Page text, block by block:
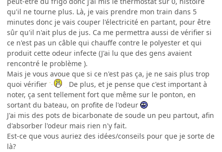
qu'il ne tourne plus. Là, je vais prendre mon train dans 5
minutes donc je vais couper l'électricité en partant, pour être
sûr qu'il n'ait plus de jus. Ca me permettra aussi de vérifier si
ce n'est pas un câble qui chauffe contre le polyester et qui
produit cette odeur infecte (J'ai lu que des gens avaient
rencontré le problème ).
Mais je vous avoue que si ce n'est pas ça, je ne sais plus trop
quoi vérifier
De plus, et je pense que c'est important à
noter, ça sent tellement fort que même sur le ponton, en
sortant du bateau, on profite de l'odeur
J'ai mis des pots de bicarbonate de soude un peu partout, afin
d'absorber l'odeur mais rien n'y fait.
Est-ce que vous auriez des idées/conseils pour que je sorte de
là?